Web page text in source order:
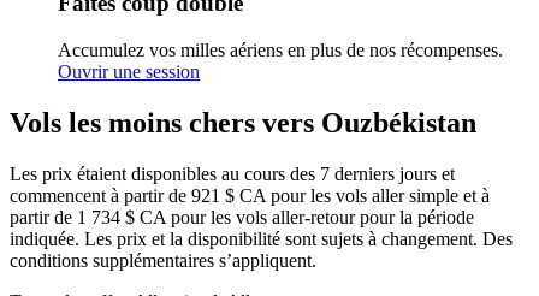
Accumulez vos milles aériens en plus de nos récompenses.
Ouvrir une session
Vols les moins chers vers Ouzbékistan
Les prix étaient disponibles au cours des 7 derniers jours et
commencent à partir de 921 $ CA pour les vols aller simple et à
partir de 1 734 $ CA pour les vols aller-retour pour la période
indiquée. Les prix et la disponibilité sont sujets à changement. Des
conditions supplémentaires s’appliquent.